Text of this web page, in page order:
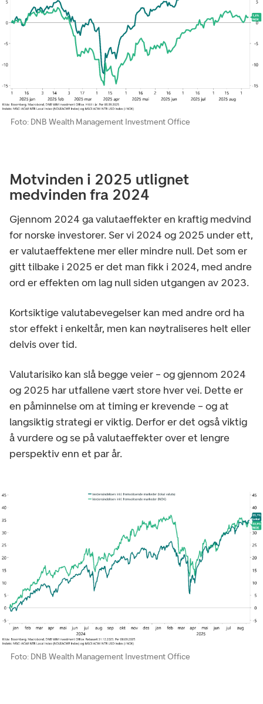
Foto: DNB Wealth Management Investment Office
Motvinden i 2025 utlignet
medvinden fra 2024
Gjennom 2024 ga valutaeffekter en kraftig medvind
for norske investorer. Ser vi 2024 og 2025 under ett,
er valutaeffektene mer eller mindre null. Det som er
gitt tilbake i 2025 er det man fikk i 2024, med andre
ord er effekten om lag null siden utgangen av 2023.
Kortsiktige valutabevegelser kan med andre ord ha
stor effekt i enkeltår, men kan nøytraliseres helt eller
delvis over tid.
Valutarisiko kan slå begge veier – og gjennom 2024
og 2025 har utfallene vært store hver vei. Dette er
en påminnelse om at timing er krevende – og at
langsiktig strategi er viktig. Derfor er det også viktig
å vurdere og se på valutaeffekter over et lengre
perspektiv enn et par år.
Foto: DNB Wealth Management Investment Office